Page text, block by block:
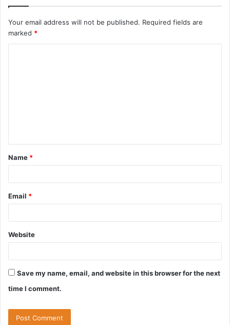
Your email address will not be published. Required fields are
marked *
t
*
Name *
Email *
Website
Save my name, email, and website in this browser for the next
time I comment.